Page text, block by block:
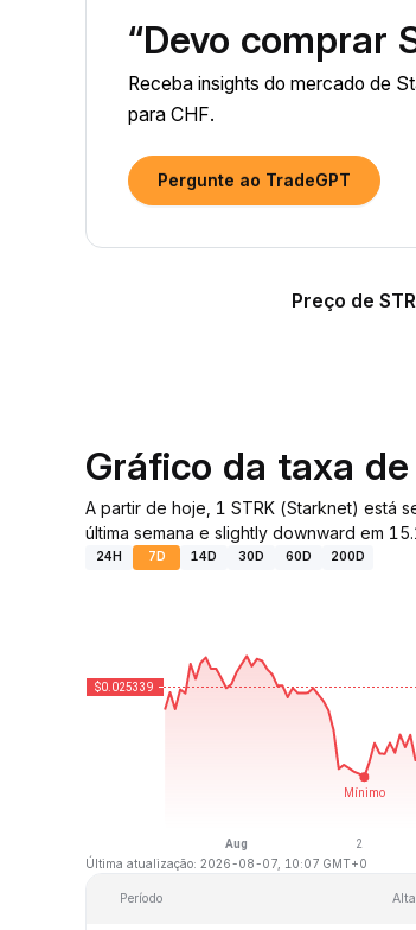
“Devo comprar
Receba insights do mercado de
para CHF.
Pergunte ao TradeGPT
Preço de
Gráfico da taxa
A partir de hoje, 1 STRK (Starknet) está
última semana e slightly downward em
24H 7D 14D 30D 60D 200D
Última atualização: 2026-08-07, 10:07 GMT+0
Período Alta